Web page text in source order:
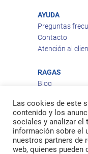
AYUDA
Preguntas
Contacto
Atención al
RAGAS
Blog
Política de
Política de
Política de envío
Política de
Las cookies de este
contenido y los
sociales y analizar el
información sobre el
nuestros partners de
web, quienes